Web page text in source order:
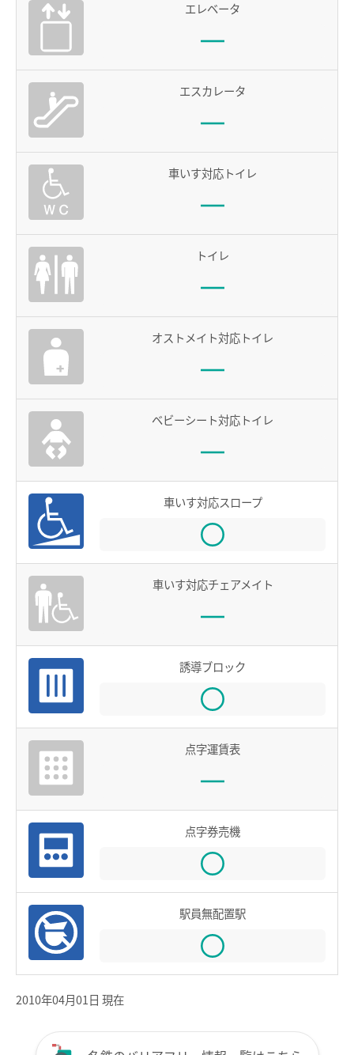
歩いて巡拝（まいる）知多四国
お問い合わせ
企業情報
サステナビリティ
IR情報
採用情報
manaca
manacaとは？
manacaの種類
manacaを買う
manacaを購入する
manaca定期券を購入する
manaca取扱窓口
鉄道・バスで使う
鉄道での使い方
鉄道の運賃計算
きっぷを購入する
特殊な改札口のご利用方法
バスで使う
バスでの使い方
バスの運賃計算
鉄道・バス共通情報
おトクな乗継割引
manacaマイレージポイント
manacaの安心機能
お買物＆フード
法人・店舗のお客様
名鉄グループ
エレベータ
エスカレータ
車いす対応トイレ
トイレ
オストメイト対応トイレ
ベビーシート対応トイレ
車いす対応スロープ
車いす対応チェアメイト
誘導ブロック
点字運賃表
点字券売機
駅員無配置駅
2010年04月01日 現在